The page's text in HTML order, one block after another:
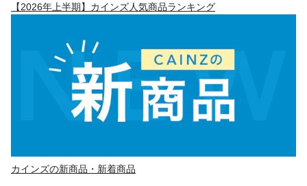
【2026年上半期】カインズ人気商品ランキング
カインズの新商品・新着商品